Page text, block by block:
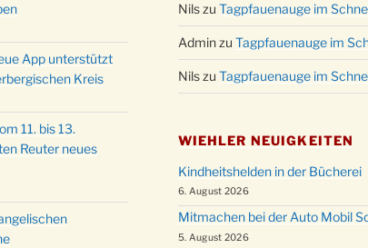
App unterstützt
Kreis
11. bis 13.
Reuter neues
Nilszu Tagpfauenauge im
Adminzu Tagpfauenauge im
Nilszu Tagpfauenauge im
WIEHLER NEUIGKEITEN
Kindheitshelden in der Bücherei
6. August 2026
Mitmachen bei der Auto Mobil
5. August 2026